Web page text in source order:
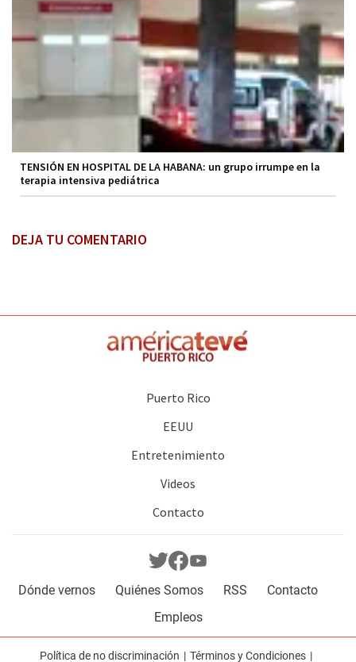
TENSIÓN EN HOSPITAL DE LA HABANA: un grupo irrumpe en la
terapia intensiva pediátrica
DEJA TU COMENTARIO
Puerto Rico
EEUU
Entretenimiento
Videos
Contacto
Dónde vernos Quiénes Somos RSS
Contacto
Empleos
Política de no discriminación Términos y Condiciones